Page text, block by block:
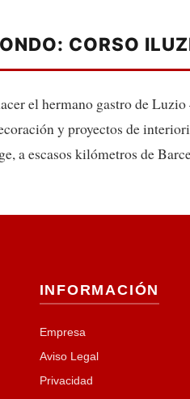
CORSO
el hermano gastro de
y proyectos de
a escasos kilómetros de
INFORMACIÓN
Empresa
Aviso Legal
Privacidad